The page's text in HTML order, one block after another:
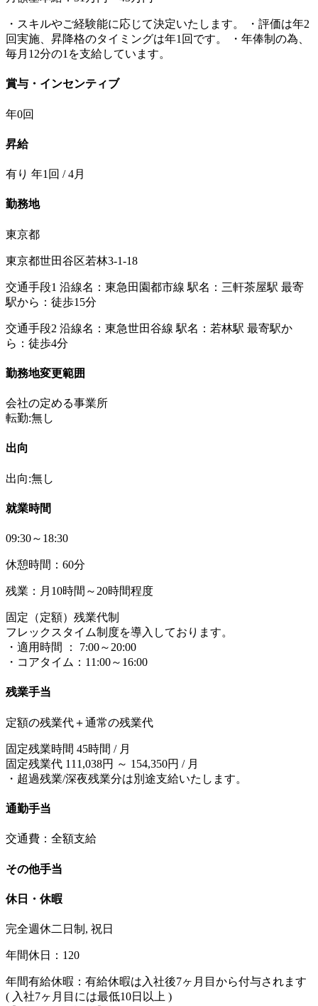
・スキルやご経験能に応じて決定いたします。 ・評価は年2
回実施、昇降格のタイミングは年1回です。 ・年俸制の為、
毎月12分の1を支給しています。
賞与・インセンティブ
年0回
昇給
有り 年1回 / 4月
勤務地
東京都
東京都世田谷区若林3-1-18
交通手段1 沿線名：東急田園都市線 駅名：三軒茶屋駅 最寄
駅から：徒歩15分
交通手段2 沿線名：東急世田谷線 駅名：若林駅 最寄駅か
ら：徒歩4分
勤務地変更範囲
会社の定める事業所
転勤:無し
出向
出向:無し
就業時間
09:30～18:30
休憩時間：60分
残業：月10時間～20時間程度
固定（定額）残業代制
フレックスタイム制度を導入しております。
・適用時間 ： 7:00～20:00
・コアタイム：11:00～16:00
残業手当
定額の残業代＋通常の残業代
固定残業時間 45時間 / 月
固定残業代 111,038円 ～ 154,350円 / 月
・超過残業/深夜残業分は別途支給いたします。
通勤手当
交通費：全額支給
その他手当
休日・休暇
完全週休二日制, 祝日
年間休日：120
年間有給休暇：有給休暇は入社後7ヶ月目から付与されます
( 入社7ヶ月目には最低10日以上 )